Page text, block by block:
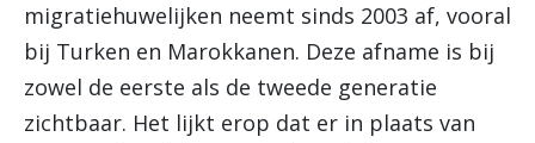
migratiehuwelijken neemt sinds 2003 af, vooral
bij Turken en Marokkanen. Deze afname is bij
zowel de eerste als de tweede generatie
zichtbaar. Het lijkt erop dat er in plaats van